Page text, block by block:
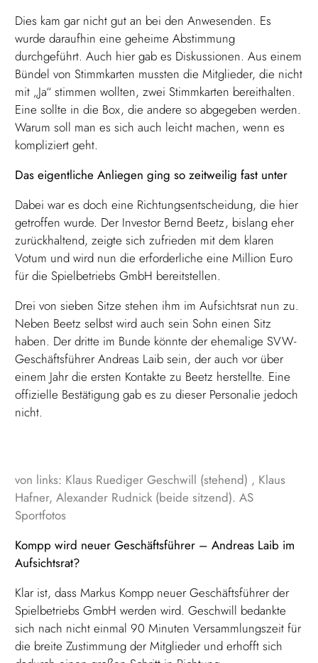
Dies kam gar nicht gut an bei den Anwesenden. Es
wurde daraufhin eine geheime Abstimmung
durchgeführt. Auch hier gab es Diskussionen. Aus einem
Bündel von Stimmkarten mussten die Mitglieder, die nicht
mit „Ja“ stimmen wollten, zwei Stimmkarten bereithalten.
Eine sollte in die Box, die andere so abgegeben werden.
Warum soll man es sich auch leicht machen, wenn es
kompliziert geht.
Das eigentliche Anliegen ging so zeitweilig fast unter
Dabei war es doch eine Richtungsentscheidung, die hier
getroffen wurde. Der Investor Bernd Beetz, bislang eher
zurückhaltend, zeigte sich zufrieden mit dem klaren
Votum und wird nun die erforderliche eine Million Euro
für die Spielbetriebs GmbH bereitstellen.
Drei von sieben Sitze stehen ihm im Aufsichtsrat nun zu.
Neben Beetz selbst wird auch sein Sohn einen Sitz
haben. Der dritte im Bunde könnte der ehemalige SVW-
Geschäftsführer Andreas Laib sein, der auch vor über
einem Jahr die ersten Kontakte zu Beetz herstellte. Eine
offizielle Bestätigung gab es zu dieser Personalie jedoch
nicht.
von links: Klaus Ruediger Geschwill (stehend) , Klaus
Hafner, Alexander Rudnick (beide sitzend). AS
Sportfotos
Kompp wird neuer Geschäftsführer – Andreas Laib im
Aufsichtsrat?
Klar ist, dass Markus Kompp neuer Geschäftsführer der
Spielbetriebs GmbH werden wird. Geschwill bedankte
sich nach nicht einmal 90 Minuten Versammlungszeit für
die breite Zustimmung der Mitglieder und erhofft sich